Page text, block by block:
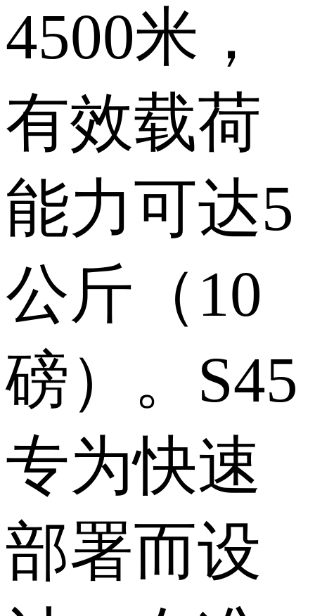
4500米，
有效载荷
能力可达5
公斤（10
磅）。S45
专为快速
部署而设